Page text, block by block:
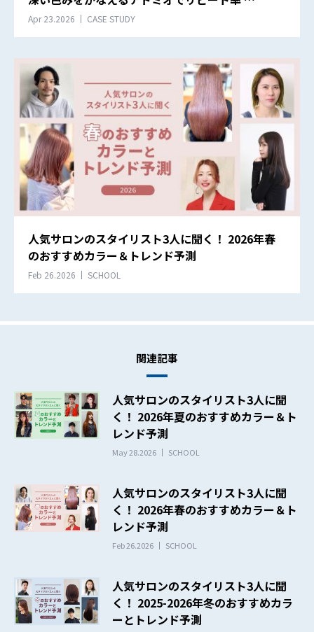
Apr 23.2026 CASE STUDY
人気サロンのスタイリスト3人に聞く！ 2026年春
のおすすめカラー＆トレンド予測
Feb 26.2026 SCHOOL
関連記事
人気サロンのスタイリスト3人に聞
く！ 2026年夏のおすすめカラー＆ト
レンド予測
May 28.2026 SCHOOL
人気サロンのスタイリスト3人に聞
く！ 2026年春のおすすめカラー＆ト
レンド予測
Feb 26.2026 SCHOOL
人気サロンのスタイリスト3人に聞
く！ 2025-2026年冬のおすすめカラ
ーとトレンド予測